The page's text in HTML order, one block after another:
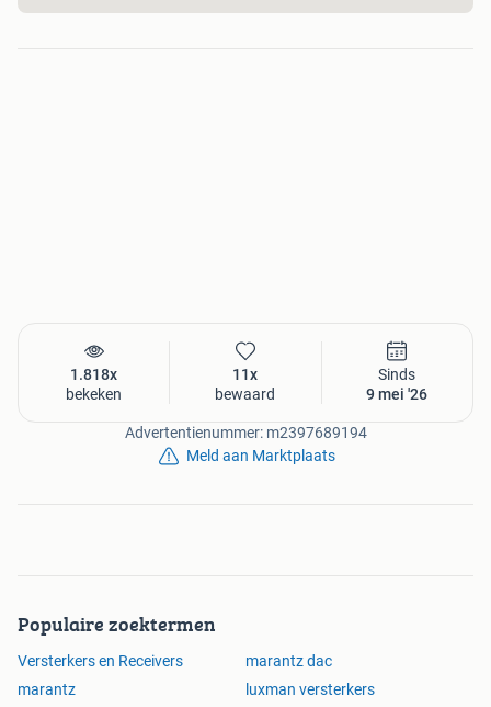
1.818x
bekeken
11x
bewaard
Sinds
9 mei '26
Advertentienummer: m2397689194
Meld aan Marktplaats
Populaire zoektermen
Versterkers en Receivers
marantz dac
marantz
luxman versterkers